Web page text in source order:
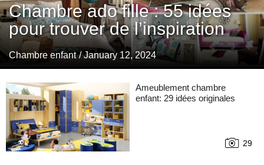
Chambre ado fille : 55 idées
pour trouver de l’inspiration
Chambre enfant / January 12, 2024
Ameublement chambre
enfant: 29 idées originales
29